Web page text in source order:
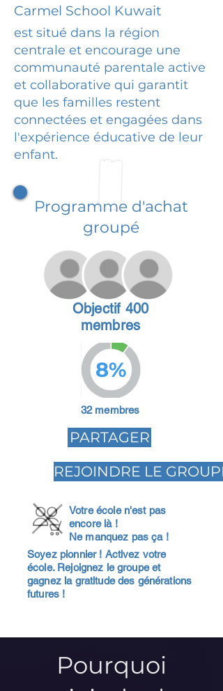
Carmel School Kuwait
est situé dans la région
centrale et encourage une
communauté parentale active
et collaborative qui garantit
que les familles restent
connectées et engagées dans
l'expérience éducative de leur
enfant.
Programme d'achat
groupé
Objectif 400
membres
8%
32 membres
PARTAGER
REJOINDRE LE GROUPE
Votre école n'est pas
encore là !
Ne manquez pas ça !
Soyez pionnier ! Activez votre
école. Rejoignez le groupe et
gagnez la gratitude des générations
futures !
Pourquoi